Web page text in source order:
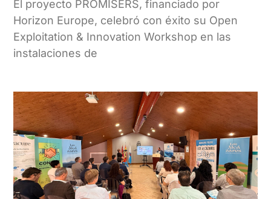
El proyecto PROMISERS, financiado por
Horizon Europe, celebró con éxito su Open
Exploitation & Innovation Workshop en las
instalaciones de